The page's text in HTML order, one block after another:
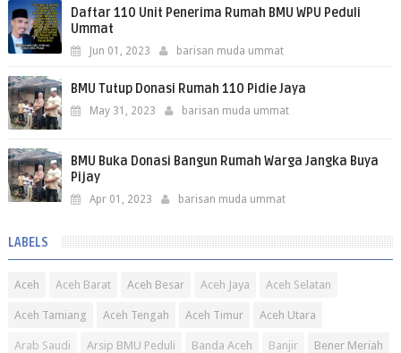
Daftar 110 Unit Penerima Rumah BMU WPU Peduli
Ummat
Jun 01, 2023 barisan muda ummat
BMU Tutup Donasi Rumah 110 Pidie Jaya
May 31, 2023 barisan muda ummat
BMU Buka Donasi Bangun Rumah Warga Jangka Buya
Pijay
Apr 01, 2023 barisan muda ummat
LABELS
Aceh Aceh Barat Aceh Besar Aceh Jaya Aceh Selatan
Aceh Tamiang Aceh Tengah Aceh Timur Aceh Utara
Arab Saudi Arsip BMU Peduli Banda Aceh Banjir Bener Meriah